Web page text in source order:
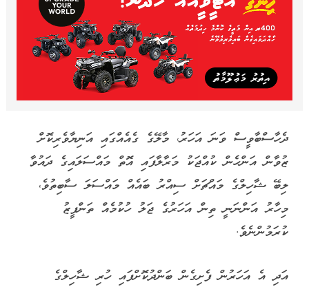
ދެހާސްބާވީސް ވަނަ އަހަރު، މާލޭގެ ގެއެއްގައި އަނިޔާވެރިކޮށް
ޒުވާން އަންހެން ކުއްޖަކު މަރާލާފައި އޮތް މައްސަލައިގެ ދައުވާ
ލިބޭ ޝާހިލްގެ މައްޗަށް ސިއްރު ބައެއް މައްސަލަ ސާބިތުވެ،
މިހާރު އަންނަނީ ތިން އަހަރުގެ ޖަލު ހުކުމެއް ތަންފީޒު
ކުރަމުންނެވެ.
އަދި އެ އަހަރުން ފެށިގެން ބަންދުކޮށްފައި ހުރި ޝާހިލްގެ